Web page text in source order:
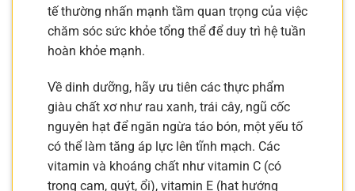
tế thường nhấn mạnh tầm quan trọng của việc
chăm sóc sức khỏe tổng thể để duy trì hệ tuần
hoàn khỏe mạnh.
Về dinh dưỡng, hãy ưu tiên các thực phẩm
giàu chất xơ như rau xanh, trái cây, ngũ cốc
nguyên hạt để ngăn ngừa táo bón, một yếu tố
có thể làm tăng áp lực lên tĩnh mạch. Các
vitamin và khoáng chất như vitamin C (có
trong cam, quýt, ổi), vitamin E (hạt hướng